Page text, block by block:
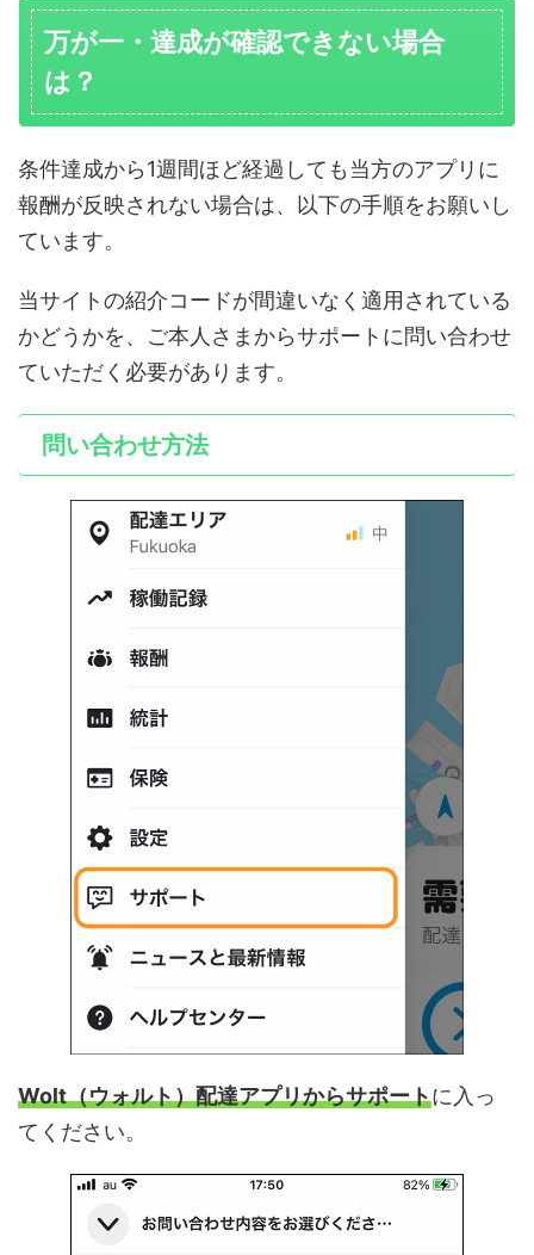
万が一・達成が確認できない場合
は？
条件達成から1週間ほど経過しても当方のアプリに
報酬が反映されない場合は、以下の手順をお願いし
ています。
当サイトの紹介コードが間違いなく適用されている
かどうかを、ご本人さまからサポートに問い合わせ
ていただく必要があります。
問い合わせ方法
Wolt（ウォルト）配達アプリからサポートに入っ
てください。